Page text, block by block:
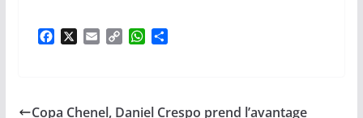
W
Copa Chenel, Daniel Crespo prend l’avantage